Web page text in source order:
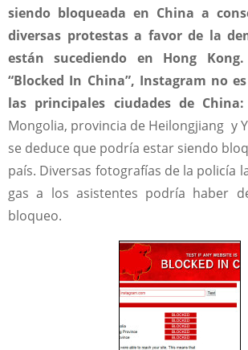
siendo bloqueada en China a
diversas protestas a favor de la
están sucediendo en Hong
“Blocked In China”, Instagram no
las principales ciudades de China:
Mongolia, provincia de Heilongjiang y
se deduce que podría estar siendo
país. Diversas fotografías de la policía
gas a los asistentes podría haber
bloqueo.